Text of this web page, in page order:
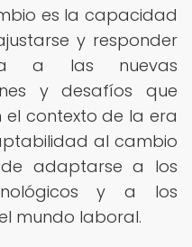
es la capacidad
y responder
a las nuevas
y desafíos que
el contexto de la era
al cambio
adaptarse a los
y a los
mundo laboral.